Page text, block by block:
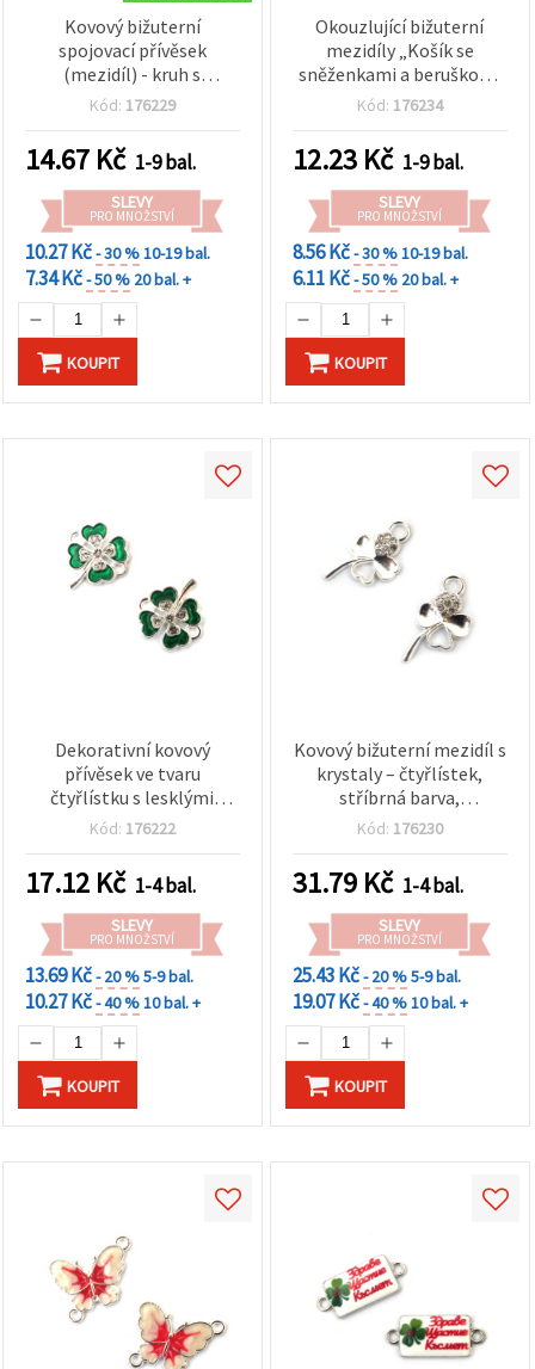
Kovový bižuterní
spojovací přívěsek
(mezidíl) - kruh s
květinami a koťátky, ve
mm, průvlek 2 mm - 2 ks
Kód: 176229
14.67 Kč 1-9 bal.
SLEVY
PRO MNOŽSTVÍ
10.27 Kč- 30 %10-19 bal.
7.34 Kč- 50 % 20 bal. +
KOUPIT
Okouzlující bižuterní
mezidíly „Košík se
sněženkami a beruškou“,
stříbrná barva, 24 x 12,5
pro přírodou inspirované
DIY šperky
Kód: 176234
12.23 Kč 1-9 bal.
SLEVY
PRO MNOŽSTVÍ
8.56 Kč- 30 %10-19 bal.
6.11 Kč- 50 % 20 bal. +
KOUPIT
Dekorativní kovový
přívěsek ve tvaru
čtyřlístku s lesklými
krystaly, stříbrné barvy,
mm – 2 ks
Kód: 176222
17.12 Kč 1-4 bal.
SLEVY
PRO MNOŽSTVÍ
13.69 Kč- 20 %5-9 bal.
10.27 Kč- 40 %10 bal. +
KOUPIT
Kovový bižuterní mezidíl s
krystaly – čtyřlístek,
stříbrná barva,
21×11,5×2,5 mm, průvlek
Kód: 176230
31.79 Kč 1-4 bal.
SLEVY
PRO MNOŽSTVÍ
25.43 Kč- 20 %5-9 bal.
19.07 Kč- 40 %10 bal. +
KOUPIT